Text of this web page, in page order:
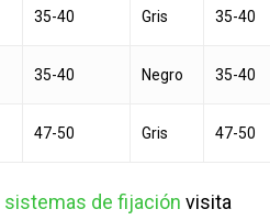
35-40 Gris 35-40
35-40 Negro 35-40
47-50 Gris 47-50
sistemas de fijación visita